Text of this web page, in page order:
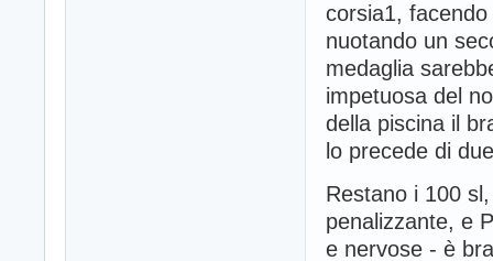
corsia1,
nuotando un
medaglia
impetuosa del
della piscina il
lo precede di
Restano i 100
penalizzante, e
e nervose - è